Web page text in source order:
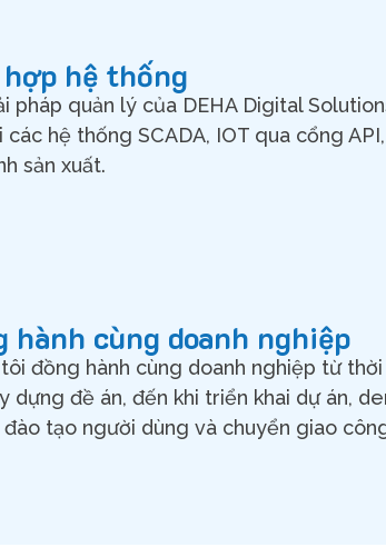
hệ thống
pháp quản lý của DEHA Digital
các hệ thống SCADA, IOT qua cổng
sản xuất.
hành cùng doanh nghiệp
đồng hành cùng doanh nghiệp từ
dựng đề án, đến khi triển khai dự án,
tạo người dùng và chuyển giao